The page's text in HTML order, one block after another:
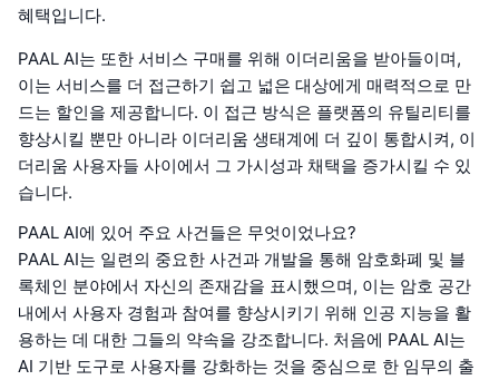
혜택입니다.
PAAL AI는 또한 서비스 구매를 위해 이더리움을 받아들이며,
이는 서비스를 더 접근하기 쉽고 넓은 대상에게 매력적으로 만
드는 할인을 제공합니다. 이 접근 방식은 플랫폼의 유틸리티를
향상시킬 뿐만 아니라 이더리움 생태계에 더 깊이 통합시켜, 이
더리움 사용자들 사이에서 그 가시성과 채택을 증가시킬 수 있
습니다.
PAAL AI에 있어 주요 사건들은 무엇이었나요?
PAAL AI는 일련의 중요한 사건과 개발을 통해 암호화폐 및 블
록체인 분야에서 자신의 존재감을 표시했으며, 이는 암호 공간
내에서 사용자 경험과 참여를 향상시키기 위해 인공 지능을 활
용하는 데 대한 그들의 약속을 강조합니다. 처음에 PAAL AI는
AI 기반 도구로 사용자를 강화하는 것을 중심으로 한 임무의 출